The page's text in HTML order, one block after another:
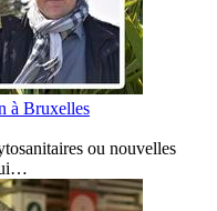
à Bruxelles
ou nouvelles